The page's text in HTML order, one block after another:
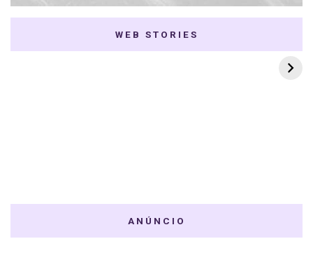
WEB STORIES
7 K-dramas Enemies
to Lovers
Thai Dramas com
First e Khaotung
ANÚNCIO